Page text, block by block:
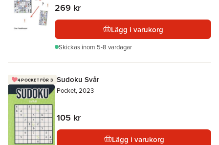
269 kr
Lägg i varukorg
Skickas inom 5-8 vardagar
4 POCKET FÖR 3 Sudoku Svår
Pocket, 2023
105 kr
Lägg i varukorg